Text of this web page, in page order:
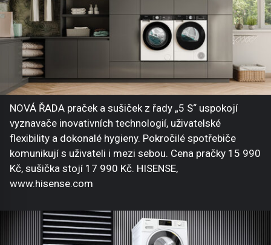
NOVÁ ŘADA praček a sušiček z řady „5 S“ uspokojí
vyznavače inovativních technologií, uživatelské
flexibility a dokonalé hygieny. Pokročilé spotřebiče
komunikují s uživateli i mezi sebou. Cena pračky 15 990
Kč, sušička stojí 17 990 Kč. HISENSE,
www.hisense.com